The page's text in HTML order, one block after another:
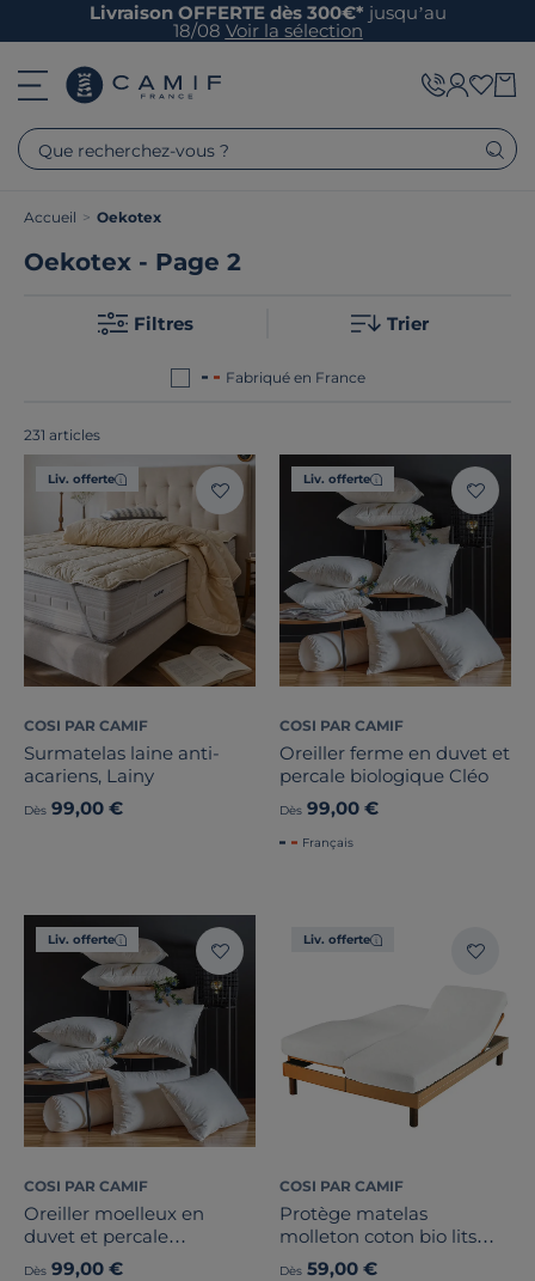
Livraison OFFERTE dès 300€* jusqu’au
18/08 Voir la sélection
Que recherchez-vous ?
Accueil > Oekotex
Oekotex - Page 2
Filtres Trier
Fabriqué en France
231 articles
Liv. offerte
COSI PAR CAMIF
Surmatelas laine anti-
acariens, Lainy
Dès 99,00 €
Liv. offerte
COSI PAR CAMIF
Oreiller ferme en duvet et
percale biologique Cléo
Dès 99,00 €
Français
Liv. offerte
COSI PAR CAMIF
Oreiller moelleux en
duvet et percale
biologique Cléo
Dès 99,00 €
Liv. offerte
COSI PAR CAMIF
Protège matelas
molleton coton bio lits
duo Mona
Dès 59,00 €
Catégories
Marque
Nature du garnissage
Composition du garnissage